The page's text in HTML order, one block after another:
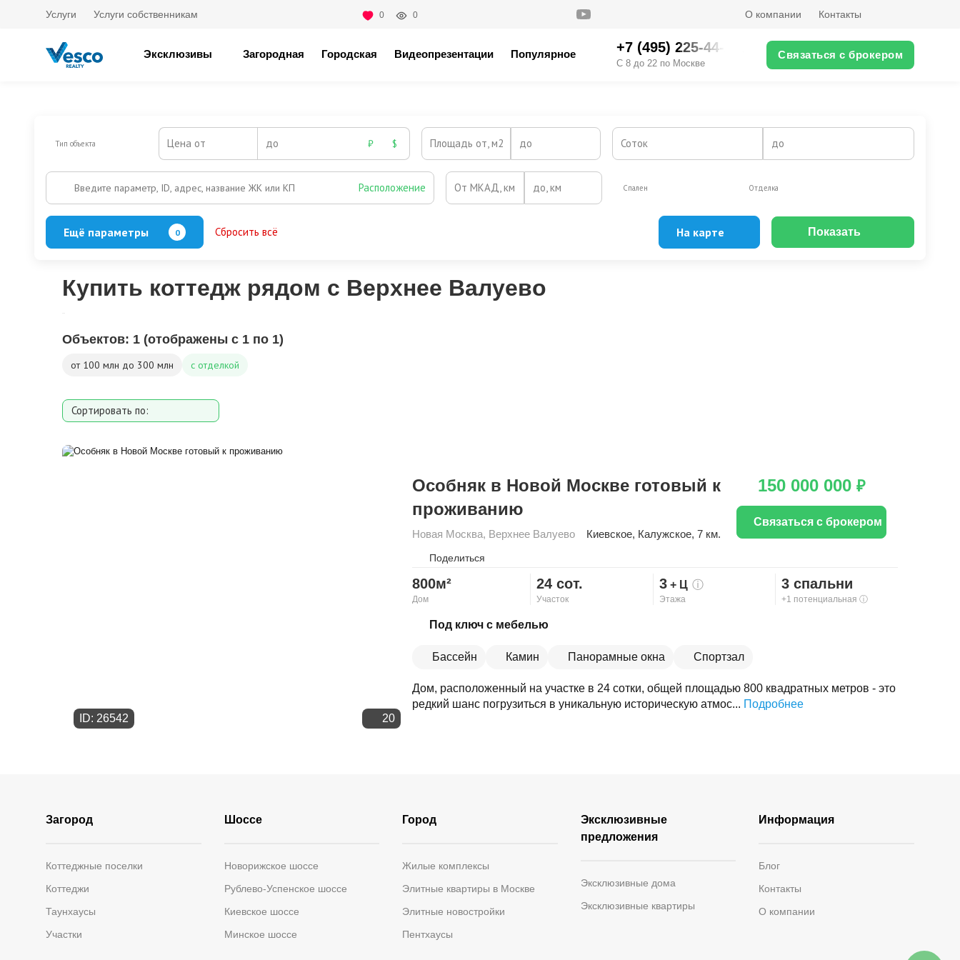
Услуги Услуги собственникам 0 0 О компании Контакты
Эксклюзивы Загородная Городская Видеопрезентации Популярное +7 (495) 225-44-XX
С 8 до 22 по Москве
Связаться с брокером
Тип объекта Цена от до ₽ $ Площадь от, м2 до Соток до
Введите параметр, ID, адрес, название ЖК или КП Расположение От МКАД, км до, км Спален Отделка
Ещё параметры 0 Сбросить всё На карте Показать
Купить коттедж рядом с Верхнее Валуево
Объектов: 1 (отображены с 1 по 1)
от 100 млн до 300 млн с отделкой
Сортировать по:
Площади участка
ID: 26542 20
Особняк в Новой Москве готовый к
проживанию
Новая Москва, Верхнее Валуево Киевское, Калужское, 7 км.
Поделиться
Скопировать ссылку
800м²
Дом
24 сот.
Участок
3+ Ц ⓘ
Этажа
3 спальни
+1 потенциальнаяⓘ
Под ключ с мебелью
Бассейн Камин Панорамные окна Спортзал
Дом, расположенный на участке в 24 сотки, общей площадью 800 квадратных метров - это
редкий шанс погрузиться в уникальную историческую атмос... Подробнее
150 000 000 ₽
Связаться с брокером
Загород
Коттеджные поселки
Коттеджи
Таунхаусы
Участки
Шоссе
Новорижское шоссе
Рублево-Успенское шоссе
Киевское шоссе
Минское шоссе
Город
Жилые комплексы
Элитные квартиры в Москве
Элитные новостройки
Пентхаусы
Эксклюзивные
предложения
Эксклюзивные дома
Эксклюзивные квартиры
Информация
Блог
Контакты
О компании